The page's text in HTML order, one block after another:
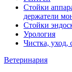
Стойки
держатели
Стойки
Урология
Чистка, уход,
Ветеринария